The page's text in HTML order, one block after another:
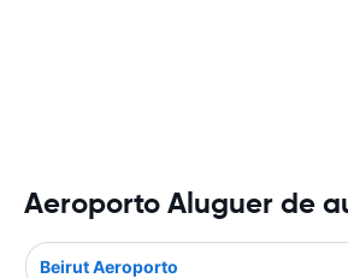
Aeroporto Aluguer de
Beirut Aeroporto